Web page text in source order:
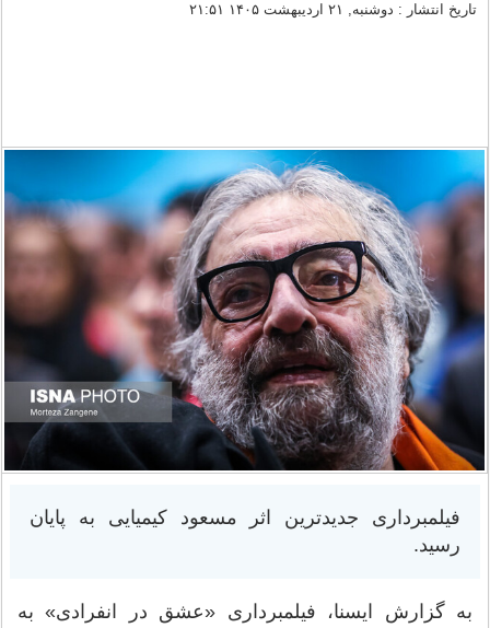
تاریخ انتشار : دوشنبه, ۲۱ اردیبهشت ۱۴۰۵ ۲۱:۵۱
فیلمبرداری جدیدترین اثر مسعود کیمیایی به پایان
رسید.
به گزارش ایسنا، فیلمبرداری «عشق در انفرادی» به